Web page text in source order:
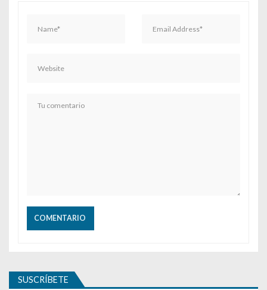
SUSCRÍBETE